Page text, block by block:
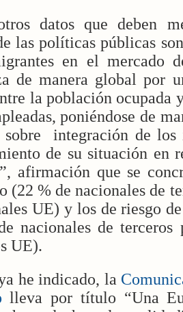
datos que deben
las políticas públicas
en el mercado
de manera global por
la población ocupada
poniéndose de
integración de los
de su situación en
afirmación que se
(22 % de nacionales de
UE) y los de riesgo
nacionales de
UE).
he indicado, la
lleva por título “Una